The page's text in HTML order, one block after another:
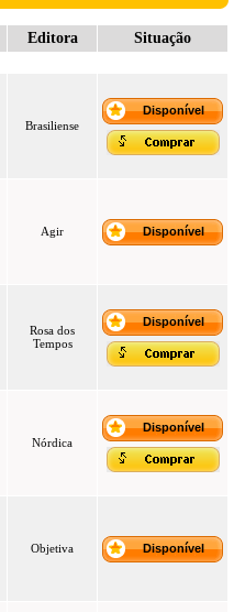
Editora Situação
Brasiliense
Disponível
Agir Disponível
Rosa dos
Tempos
Disponível
Nórdica
Disponível
Objetiva Disponível